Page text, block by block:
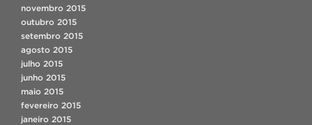
novembro 2015
outubro 2015
setembro 2015
agosto 2015
julho 2015
junho 2015
maio 2015
fevereiro 2015
janeiro 2015